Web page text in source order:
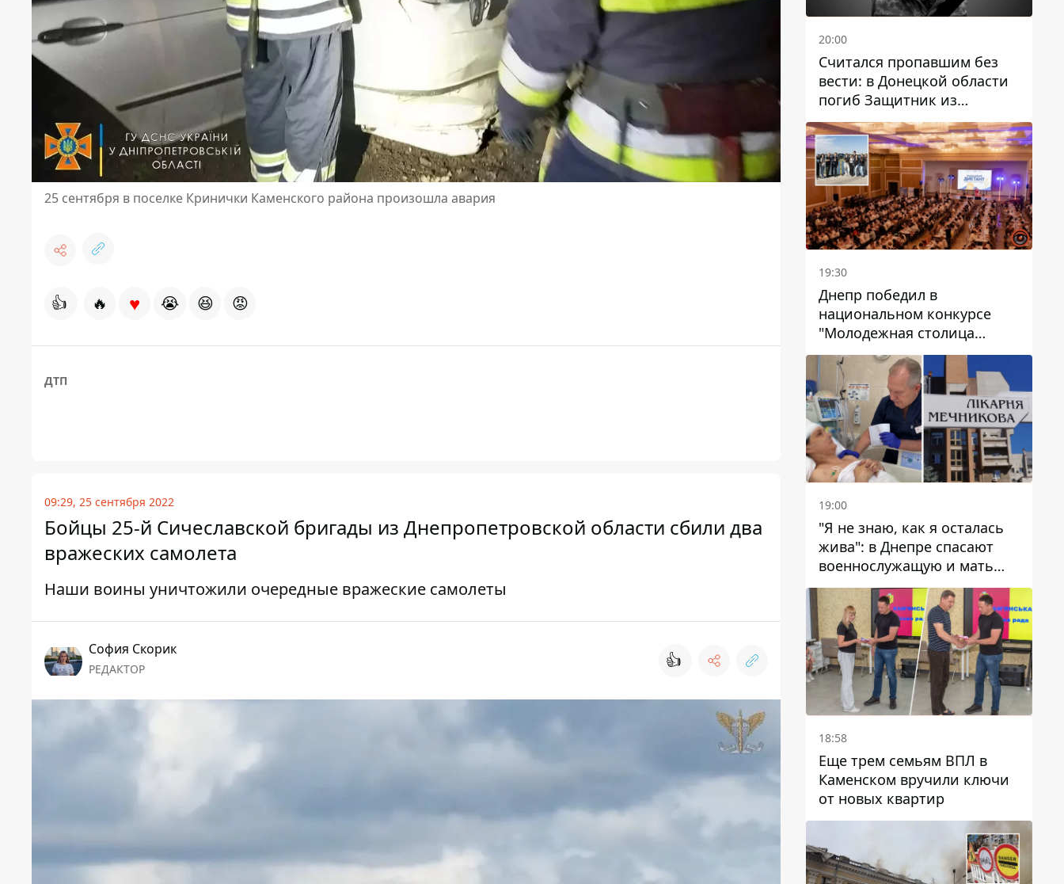
25 сентября в поселке Кринички Каменского района произошла авария
👍 🔥 ♥ 😭 😆 😡
ДТП
09:29, 25 сентября 2022
Бойцы 25-й Сичеславской бригады из Днепропетровской области сбили два
вражеских самолета
Наши воины уничтожили очередные вражеские самолеты
София Скорик
РЕДАКТОР 👍
20:00
Считался пропавшим без
вести: в Донецкой области
погиб Защитник из
Каменского Антон
Красовский
19:30
Днепр победил в
национальном конкурсе
"Молодежная столица
Украины – 2026"
19:00
"Я не знаю, как я осталась
жива": в Днепре спасают
военнослужащую и мать
четверых детей, которую
ранил КАБ
18:58
Еще трем семьям ВПЛ в
Каменском вручили ключи
от новых квартир